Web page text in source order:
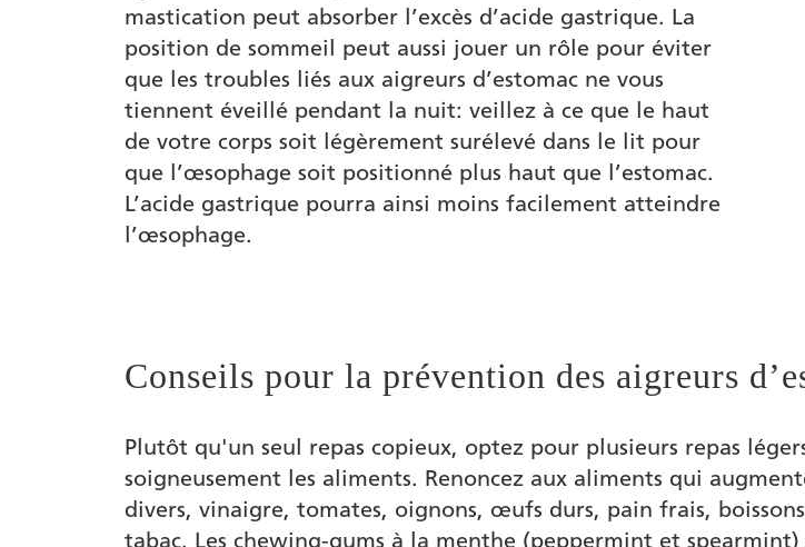
mastication peut absorber l’excès d’acide gastrique. La
position de sommeil peut aussi jouer un rôle pour éviter
que les troubles liés aux aigreurs d’estomac ne vous
tiennent éveillé pendant la nuit: veillez à ce que le haut
de votre corps soit légèrement surélevé dans le lit pour
que l’œsophage soit positionné plus haut que l’estomac.
L’acide gastrique pourra ainsi moins facilement atteindre
l’œsophage.
Conseils pour la prévention des aigreurs
Plutôt qu'un seul repas copieux, optez pour plusieurs repas
soigneusement les aliments. Renoncez aux aliments qui
divers, vinaigre, tomates, oignons, œufs durs, pain frais,
tabac. Les chewing-gums à la menthe (peppermint et